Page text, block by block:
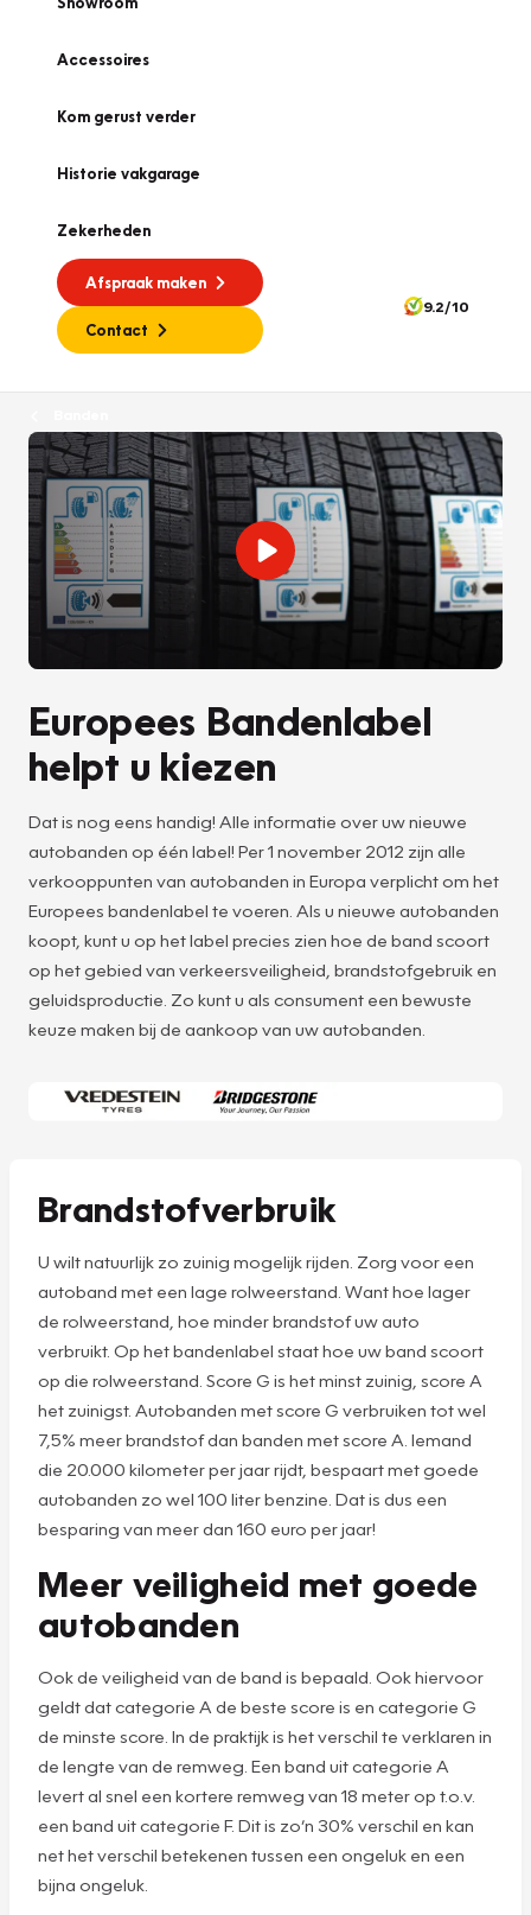
Accessoires
Kom gerust verder
Historie vakgarage
Zekerheden
Afspraak maken
Contact
9.2/10
Europees Bandenlabel
helpt u kiezen
Dat is nog eens handig! Alle informatie over uw nieuwe
autobanden op één label! Per 1 november 2012 zijn alle
verkooppunten van autobanden in Europa verplicht om het
Europees bandenlabel te voeren. Als u nieuwe autobanden
koopt, kunt u op het label precies zien hoe de band scoort
op het gebied van verkeersveiligheid, brandstofgebruik en
geluidsproductie. Zo kunt u als consument een bewuste
keuze maken bij de aankoop van uw autobanden.
Brandstofverbruik
U wilt natuurlijk zo zuinig mogelijk rijden. Zorg voor een
autoband met een lage rolweerstand. Want hoe lager
de rolweerstand, hoe minder brandstof uw auto
verbruikt. Op het bandenlabel staat hoe uw band scoort
op die rolweerstand. Score G is het minst zuinig, score A
het zuinigst. Autobanden met score G verbruiken tot wel
7,5% meer brandstof dan banden met score A. Iemand
die 20.000 kilometer per jaar rijdt, bespaart met goede
autobanden zo wel 100 liter benzine. Dat is dus een
besparing van meer dan 160 euro per jaar!
Meer veiligheid met goede
autobanden
Ook de veiligheid van de band is bepaald. Ook hiervoor
geldt dat categorie A de beste score is en categorie G
de minste score. In de praktijk is het verschil te verklaren in
de lengte van de remweg. Een band uit categorie A
levert al snel een kortere remweg van 18 meter op t.o.v.
een band uit categorie F. Dit is zo’n 30% verschil en kan
net het verschil betekenen tussen een ongeluk en een
bijna ongeluk.